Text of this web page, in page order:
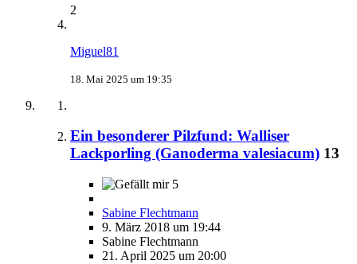
2
Miguel81
18. Mai 2025 um 19:35
Ein besonderer Pilzfund: Walliser
Lackporling (Ganoderma valesiacum) 13
5
Sabine Flechtmann
9. März 2018 um 19:44
Sabine Flechtmann
21. April 2025 um 20:00